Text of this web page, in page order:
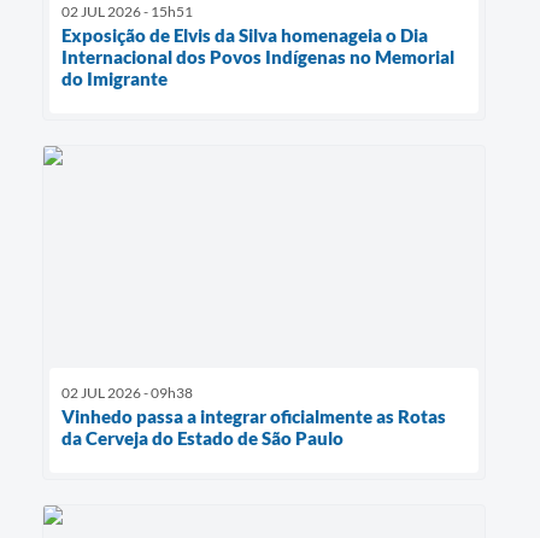
02 JUL 2026 - 15h51
Exposição de Elvis da Silva homenageia o Dia
Internacional dos Povos Indígenas no Memorial
do Imigrante
02 JUL 2026 - 09h38
Vinhedo passa a integrar oficialmente as Rotas
da Cerveja do Estado de São Paulo